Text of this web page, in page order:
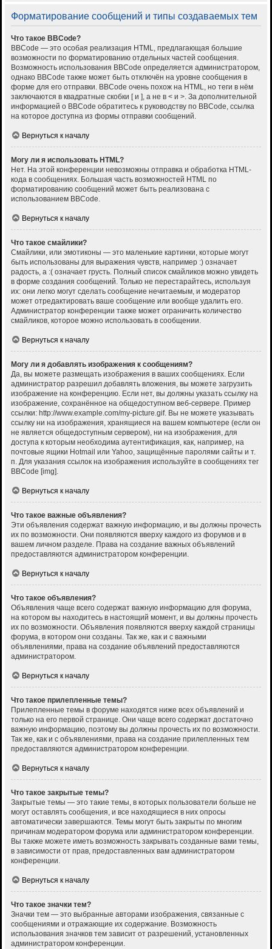
Форматирование сообщений и типы создаваемых тем
Что такое BBCode?
BBCode — это особая реализация HTML, предлагающая большие
возможности по форматированию отдельных частей сообщения.
Возможность использования BBCode определяется администратором,
однако BBCode также может быть отключён на уровне сообщения в
форме для его отправки. BBCode очень похож на HTML, но теги в нём
заключаются в квадратные скобки [ и ], а не в < и >. За дополнительной
информацией о BBCode обратитесь к руководству по BBCode, ссылка
на которое доступна из формы отправки сообщений.
Вернуться к началу
Могу ли я использовать HTML?
Нет. На этой конференции невозможны отправка и обработка HTML-
кода в сообщениях. Большая часть возможностей HTML по
форматированию сообщений может быть реализована с
использованием BBCode.
Вернуться к началу
Что такое смайлики?
Смайлики, или эмотиконы — это маленькие картинки, которые могут
быть использованы для выражения чувств, например :) означает
радость, а :( означает грусть. Полный список смайликов можно увидеть
в форме создания сообщений. Только не перестарайтесь, используя
их: они легко могут сделать сообщение нечитаемым, и модератор
может отредактировать ваше сообщение или вообще удалить его.
Администратор конференции также может ограничить количество
смайликов, которое можно использовать в сообщении.
Вернуться к началу
Могу ли я добавлять изображения к сообщениям?
Да, вы можете размещать изображения в ваших сообщениях. Если
администратор разрешил добавлять вложения, вы можете загрузить
изображение на конференцию. Если нет, вы должны указать ссылку на
изображение, сохранённое на общедоступном веб-сервере. Пример
ссылки: http://www.example.com/my-picture.gif. Вы не можете указывать
ссылку ни на изображения, хранящиеся на вашем компьютере (если он
не является общедоступным сервером), ни на изображения, для
доступа к которым необходима аутентификация, как, например, на
почтовые ящики Hotmail или Yahoo, защищённые паролями сайты и т.
п. Для указания ссылок на изображения используйте в сообщениях тег
BBCode [img].
Вернуться к началу
Что такое важные объявления?
Эти объявления содержат важную информацию, и вы должны прочесть
их по возможности. Они появляются вверху каждого из форумов и в
вашем личном разделе. Права на создание важных объявлений
предоставляются администратором конференции.
Вернуться к началу
Что такое объявления?
Объявления чаще всего содержат важную информацию для форума,
на котором вы находитесь в настоящий момент, и вы должны прочесть
их по возможности. Объявления появляются вверху каждой страницы
форума, в котором они созданы. Так же, как и с важными
объявлениями, права на создание объявлений предоставляются
администратором.
Вернуться к началу
Что такое прилепленные темы?
Прилепленные темы в форуме находятся ниже всех объявлений и
только на его первой странице. Они чаще всего содержат достаточно
важную информацию, поэтому вы должны прочесть их по возможности.
Так же, как и с объявлениями, права на создание прилепленных тем
предоставляются администратором конференции.
Вернуться к началу
Что такое закрытые темы?
Закрытые темы — это такие темы, в которых пользователи больше не
могут оставлять сообщения, и все находящиеся в них опросы
автоматически завершаются. Темы могут быть закрыты по многим
причинам модератором форума или администратором конференции.
Вы также можете иметь возможность закрывать созданные вами темы,
в зависимости от прав, предоставленных вам администратором
конференции.
Вернуться к началу
Что такое значки тем?
Значки тем — это выбранные авторами изображения, связанные с
сообщениями и отражающие их содержание. Возможность
использования значков тем зависит от разрешений, установленных
администратором конференции.